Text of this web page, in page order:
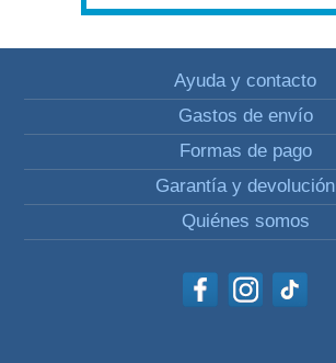
Ayuda y contacto
Gastos de envío
Formas de pago
Garantía y devolución
Quiénes somos